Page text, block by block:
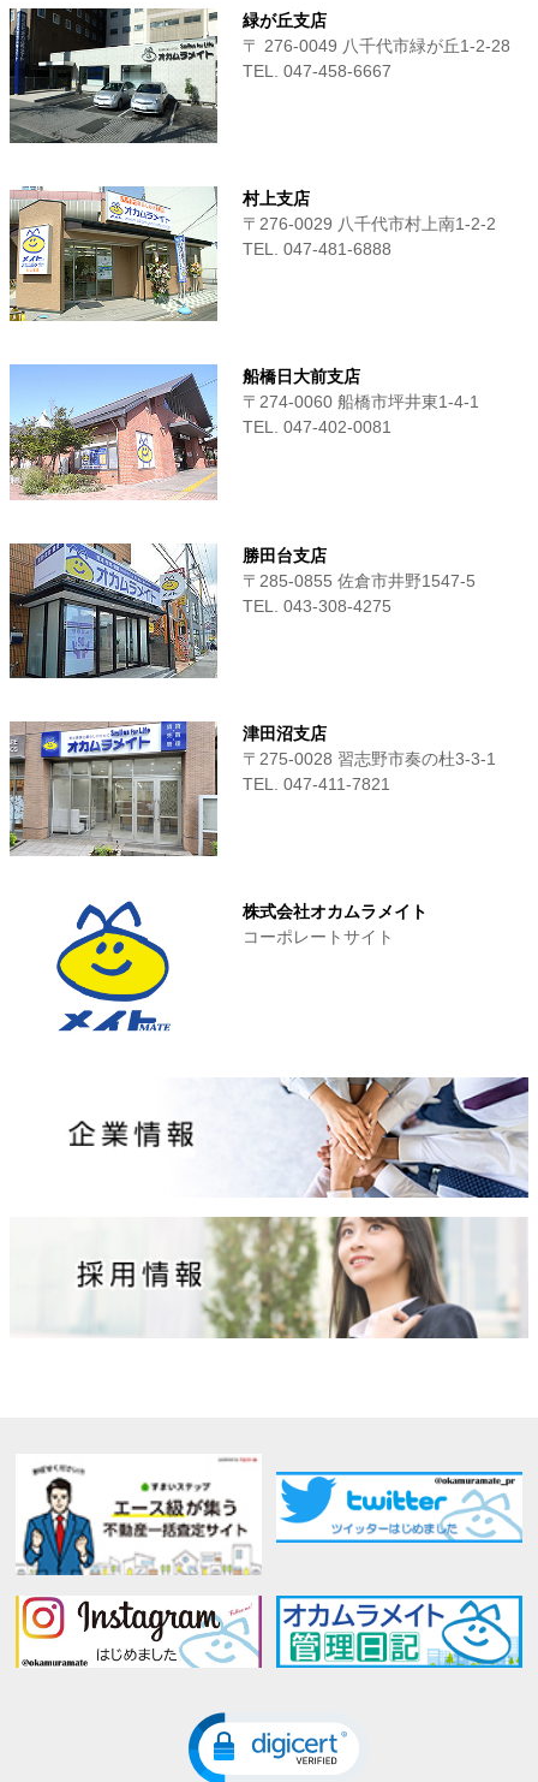
緑が丘支店
〒 276-0049 八千代市緑が丘1-2-28
TEL. 047-458-6667
村上支店
〒276-0029 八千代市村上南1-2-2
TEL. 047-481-6888
船橋日大前支店
〒274-0060 船橋市坪井東1-4-1
TEL. 047-402-0081
勝田台支店
〒285-0855 佐倉市井野1547-5
TEL. 043-308-4275
津田沼支店
〒275-0028 習志野市奏の杜3-3-1
TEL. 047-411‐7821
株式会社オカムラメイト
コーポレートサイト